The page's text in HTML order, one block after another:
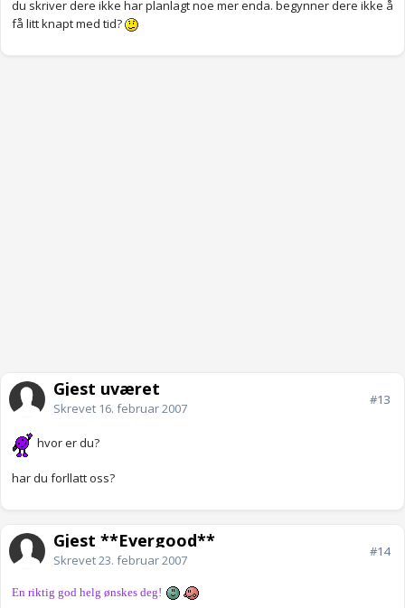
du skriver dere ikke har planlagt noe mer enda. begynner dere ikke å
få litt knapt med tid?
Gjest uværet
Skrevet 16. februar 2007
#13
hvor er du?
har du forllatt oss?
Gjest **Evergood**
Skrevet23. februar 2007
#14
En riktig god helg ønskes deg!